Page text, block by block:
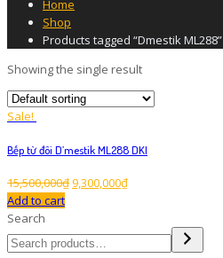
Home
Shop
Products tagged “Dmestik ML288”
Showing the single result
Sale!
Bếp từ đôi D’mestik ML288 DKI
15,500,000₫9,300,000₫
Add to cart
Search